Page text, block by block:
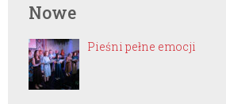
Nowe
Pieśni pełne emocji